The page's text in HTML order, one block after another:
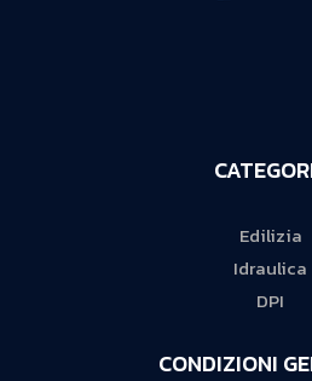
Edilizia
Idraulica
DPI
CONDIZIONI